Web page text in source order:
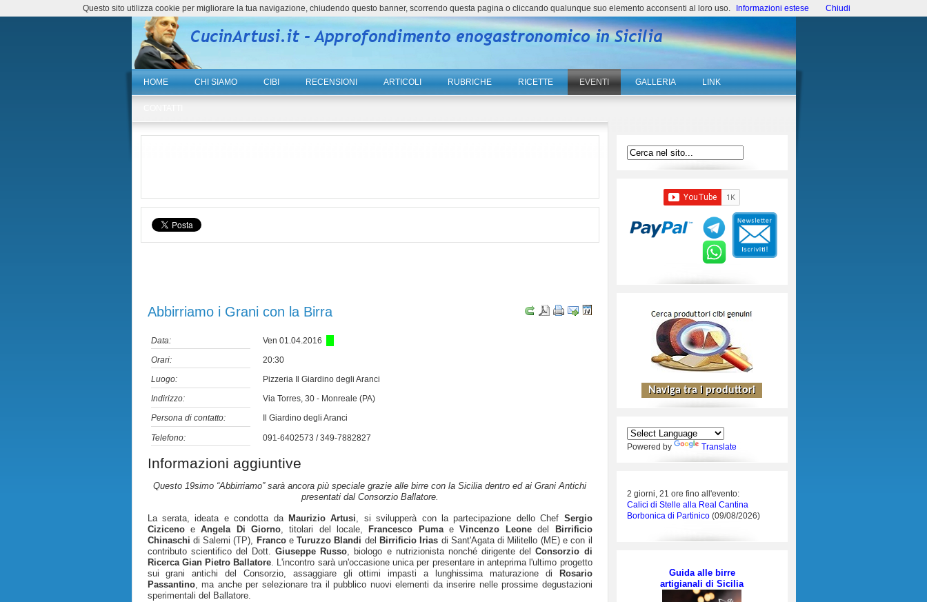
HOME CHI SIAMO CIBI RECENSIONI ARTICOLI RUBRICHE RICETTE EVENTI GALLERIA LINK
Abbirriamo i Grani con la Birra
Data: Ven 01.04.2016
Orari: 20:30
Luogo: Pizzeria Il Giardino degli Aranci
Indirizzo: Via Torres, 30 - Monreale (PA)
Persona di contatto: Il Giardino degli Aranci
Telefono: 091-6402573 / 349-7882827
Informazioni aggiuntive
Questo 19simo “Abbirriamo” sarà ancora più speciale grazie alle birre con la Sicilia dentro ed ai Grani Antichi
presentati dal Consorzio Ballatore.
La serata, ideata e condotta da Maurizio Artusi, si svilupperà con la partecipazione dello Chef Sergio
CizicenoeAngela Di Giorno, titolari del locale, Francesco PumaeVincenzo Leonedel
Birrificio
Chinaschi di Salemi (TP), FrancoeTuruzzo Blandi del Birrificio Irias di Sant'Agata di Militello (ME) e con il
contributo scientifico del Dott.Giuseppe Russo, biologo e nutrizionista nonché dirigente delConsorzio di
Ricerca Gian Pietro Ballatore. L'incontro sarà un'occasione unica per presentare in anteprima l'ultimo progetto
sui grani antichi del Consorzio, assaggiare gli ottimi impasti a lunghissima maturazione di
Rosario
Passantino, ma anche per selezionare tra il pubblico nuovi elementi da inserire nelle prossime degustazioni
sperimentali del Ballatore.
Powered by Translate
2 giorni, 21 ore fino all'evento:
Calici di Stelle alla Real Cantina
Borbonica di Partinico (09/08/2026)
Guida alle birre
artigianali di Sicilia
Questo sito utilizza cookie per migliorare la tua navigazione, chiudendo questo banner, scorrendo questa pagina o cliccando qualunque suo elemento acconsenti al loro uso. Informazioni estese Chiudi